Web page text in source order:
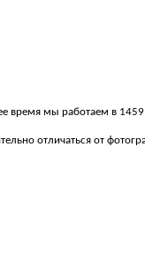
время мы работаем в
отличаться от